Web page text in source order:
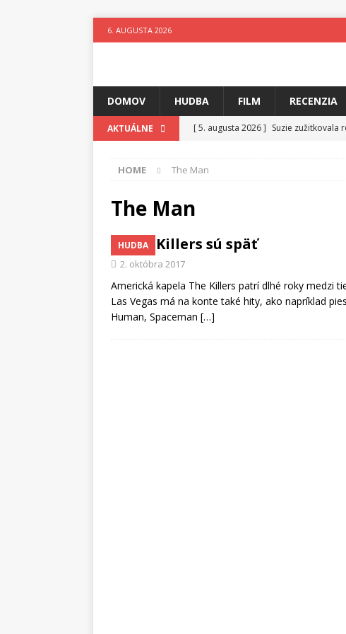
6. AUGUSTA 2026
DOMOV HUDBA FILM RECENZIA
AKTUÁLNE [ 5. augusta 2026 ] Suzie zužitkovala
[ 3. augusta 2026 ]
[ 1. augusta 2026 ]
HOME The Man
The Man
HUDBA
The Killers sú späť
2. októbra 2017
Americká kapela The Killers patrí dlhé roky medzi
Las Vegas má na konte také hity, ako napríklad
Human, Spaceman […]